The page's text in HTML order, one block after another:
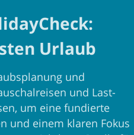
Urlaub
und
und Last-
um eine fundierte
und einem klaren Fokus